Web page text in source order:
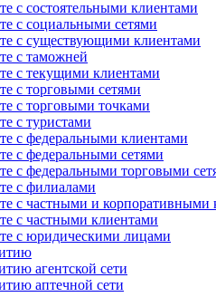
с состоятельными клиентами
с социальными сетями
с существующими клиентами
с таможней
с текущими клиентами
с торговыми сетями
с торговыми точками
с туристами
с федеральными клиентами
с федеральными сетями
с федеральными торговыми
с филиалами
с частными и корпоративными
с частными клиентами
с юридическими лицами
агентской сети
аптечной сети